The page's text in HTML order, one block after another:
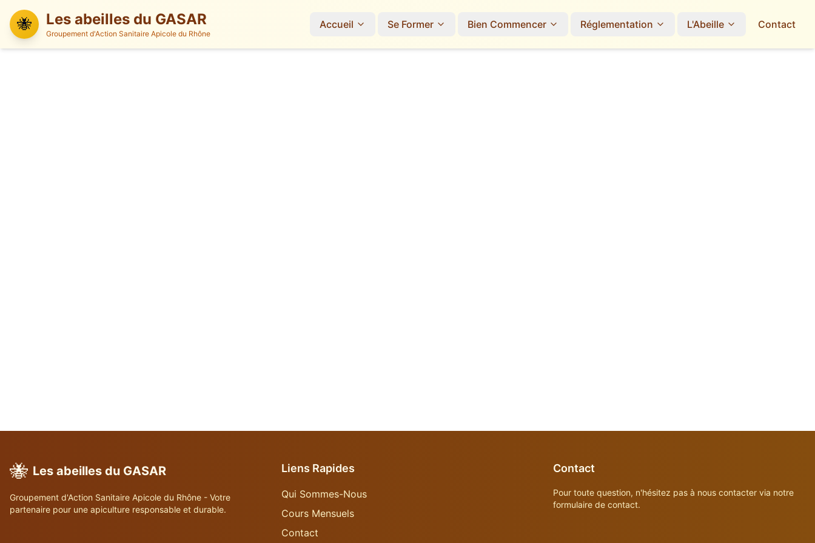
🐝 Les abeilles du GASAR
Groupement d'Action Sanitaire Apicole du Rhône
Accueil Se Former Bien Commencer Réglementation L'Abeille Contact
🐝 Les abeilles du GASAR
Groupement d'Action Sanitaire Apicole du Rhône - Votre
partenaire pour une apiculture responsable et durable.
Liens Rapides
Qui Sommes-Nous
Cours Mensuels
Contact
Contact
Pour toute question, n'hésitez pas à nous contacter via notre
formulaire de contact.